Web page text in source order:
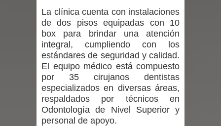
intercambio musical y pedagógico
con comunidades escolares
Alta positividad en influenza hace que
expertos reiteren llamado a
vacunarse
La clínica cuenta con instalaciones
de dos pisos equipadas con 10
box para brindar una atención
integral, cumpliendo con los
estándares de seguridad y calidad.
El equipo médico está compuesto
por 35 cirujanos dentistas
especializados en diversas áreas,
respaldados por técnicos en
Odontología de Nivel Superior y
personal de apoyo.